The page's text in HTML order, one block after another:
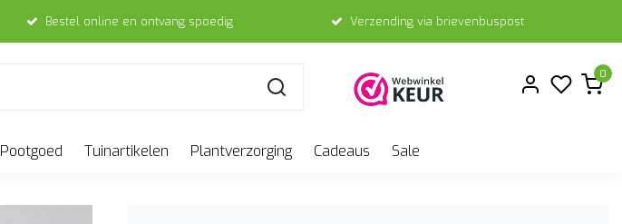
Bestel online en ontvang spoedig Verzending via brievenbuspost
0
Pootgoed Tuinartikelen Plantverzorging Cadeaus Sale